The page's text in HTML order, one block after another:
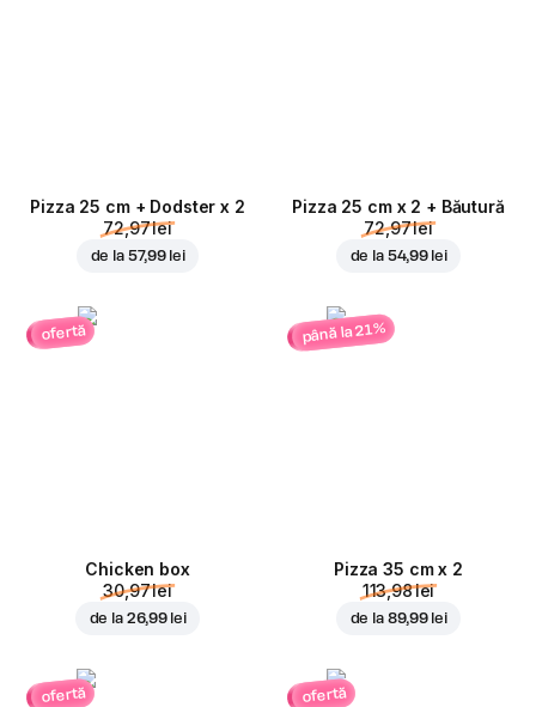
Pizza 25 cm + Dodster x 2
72,97 lei
de la 57,99 lei
Pizza 25 cm x 2 + Băutură
72,97 lei
de la 54,99 lei
ofertă
Chicken box
30,97 lei
de la 26,99 lei
până la 21%
Pizza 35 cm x 2
113,98 lei
de la 89,99 lei
ofertă ofertă